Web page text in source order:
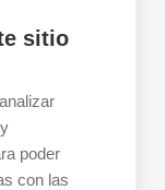
sitio
poder
con las